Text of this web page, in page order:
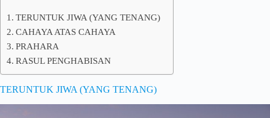
TERUNTUK JIWA (YANG TENANG)
CAHAYA ATAS CAHAYA
PRAHARA
RASUL PENGHABISAN
TERUNTUK JIWA (YANG TENANG)